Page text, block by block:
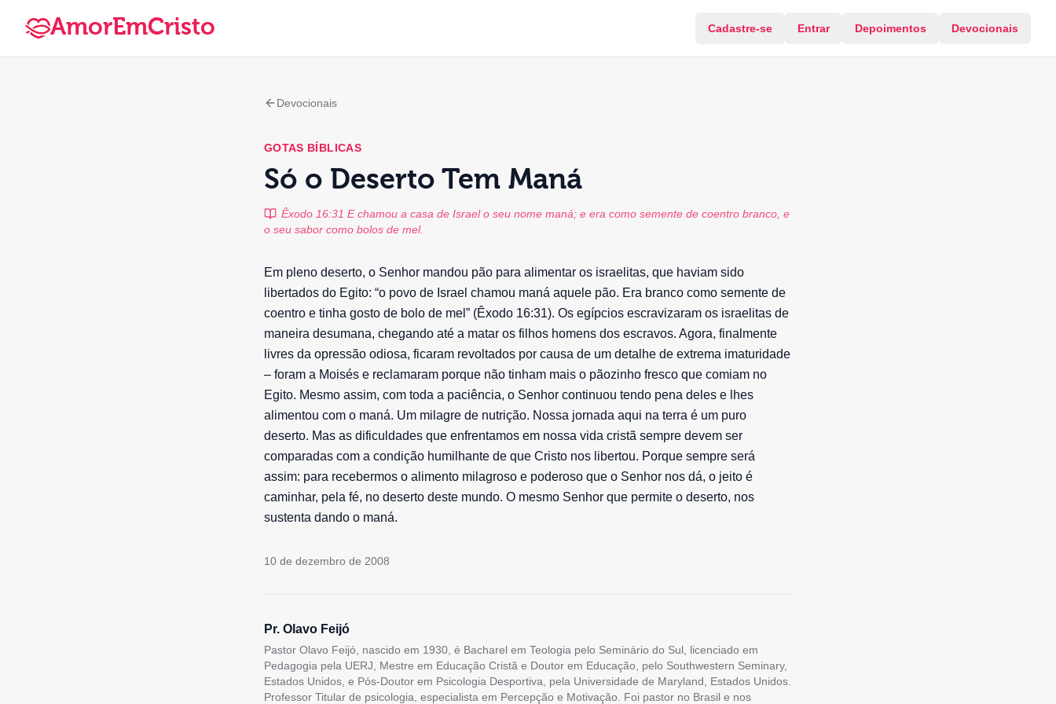
AmorEmCristo Cadastre-se Entrar Depoimentos Devocionais
Devocionais
GOTAS BÍBLICAS
Só o Deserto Tem Maná
Êxodo 16:31 E chamou a casa de Israel o seu nome maná; e era como semente de coentro branco, e
o seu sabor como bolos de mel.
Em pleno deserto, o Senhor mandou pão para alimentar os israelitas, que haviam sido
libertados do Egito: “o povo de Israel chamou maná aquele pão. Era branco como semente de
coentro e tinha gosto de bolo de mel” (Êxodo 16:31). Os egípcios escravizaram os israelitas de
maneira desumana, chegando até a matar os filhos homens dos escravos. Agora, finalmente
livres da opressão odiosa, ficaram revoltados por causa de um detalhe de extrema imaturidade
– foram a Moisés e reclamaram porque não tinham mais o pãozinho fresco que comiam no
Egito. Mesmo assim, com toda a paciência, o Senhor continuou tendo pena deles e lhes
alimentou com o maná. Um milagre de nutrição. Nossa jornada aqui na terra é um puro
deserto. Mas as dificuldades que enfrentamos em nossa vida cristã sempre devem ser
comparadas com a condição humilhante de que Cristo nos libertou. Porque sempre será
assim: para recebermos o alimento milagroso e poderoso que o Senhor nos dá, o jeito é
caminhar, pela fé, no deserto deste mundo. O mesmo Senhor que permite o deserto, nos
sustenta dando o maná.
10 de dezembro de 2008
Pr. Olavo Feijó
Pastor Olavo Feijó, nascido em 1930, é Bacharel em Teologia pelo Seminário do Sul, licenciado em
Pedagogia pela UERJ, Mestre em Educação Cristã e Doutor em Educação, pelo Southwestern Seminary,
Estados Unidos, e Pós-Doutor em Psicologia Desportiva, pela Universidade de Maryland, Estados Unidos.
Professor Titular de psicologia, especialista em Percepção e Motivação. Foi pastor no Brasil e nos